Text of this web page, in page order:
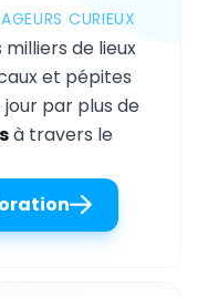
CURIEUX
de lieux
et pépites
par plus de
à travers le